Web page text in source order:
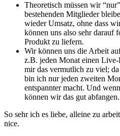
Theoretisch müssen wir
bestehenden Mitglieder
wieder Umsatz, ohne dass
können uns also sehr darauf
Produkt zu liefern.
Wir können uns die Arbeit
z.B. jeden Monat einen
mir das vermutlich zu viel;
bin ich nur jeden zweiten
entspannter macht. Und
können wir das gut abfangen.
So sehr ich es liebe, alleine zu
nice.